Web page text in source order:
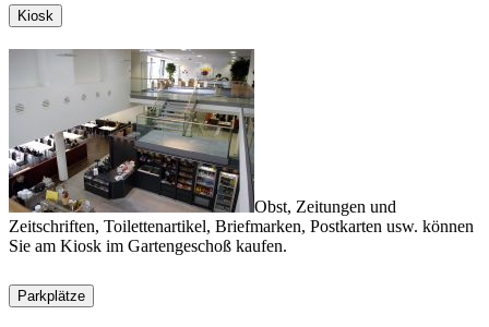
Kiosk
Obst, Zeitungen und
Zeitschriften, Toilettenartikel, Briefmarken, Postkarten usw. können
Sie am Kiosk im Gartengeschoß kaufen.
Parkplätze